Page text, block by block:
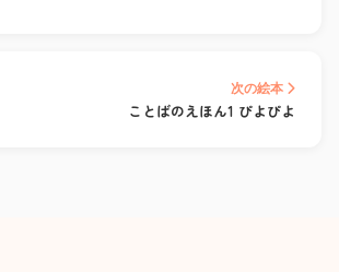
次の絵本
ことばのえほん1 ぴよぴよ